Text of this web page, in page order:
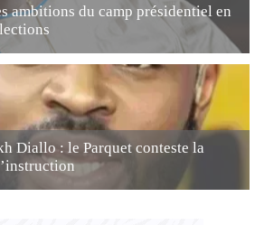
ambitions du camp présidentiel en
Diallo : le Parquet conteste la